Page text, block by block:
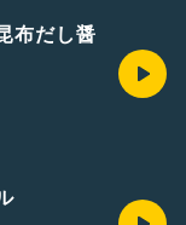
布だし醤